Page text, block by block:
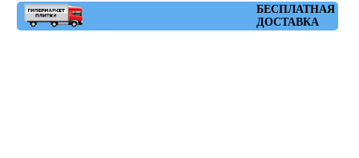
БЕСПЛАТНАЯ
ДОСТАВКА